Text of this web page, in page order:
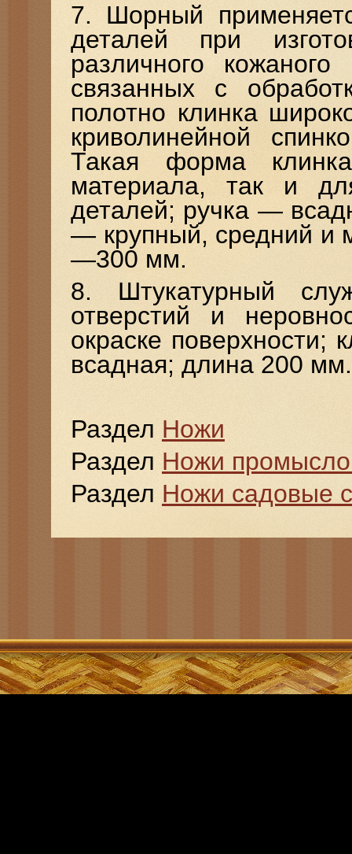
7. Шорный
деталей при
различного
связанных с
полотно клинка
криволинейной
Такая форма
материала, так и
деталей; ручка —
— крупный, средний и
—300 мм.
8. Штукатурный
отверстий и
окраске поверхности;
всадная; длина 200 мм.
Раздел Ножи
Раздел Ножи
Раздел Ножи садовые